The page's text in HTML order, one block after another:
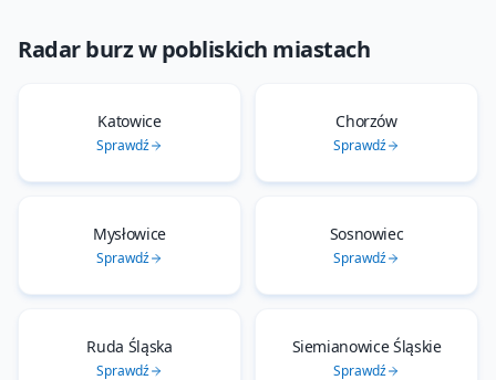
Radar burzw pobliskich miastach
Katowice
Sprawdź
Chorzów
Sprawdź
Mysłowice
Sprawdź
Sosnowiec
Sprawdź
Ruda Śląska
Sprawdź
Siemianowice Śląskie
Sprawdź